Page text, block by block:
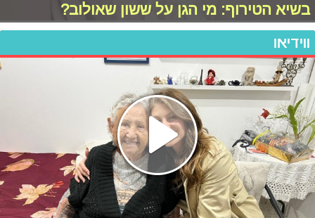
בשיא הטירוף: מי הגן על ששון שאולוב?
ווידיאו